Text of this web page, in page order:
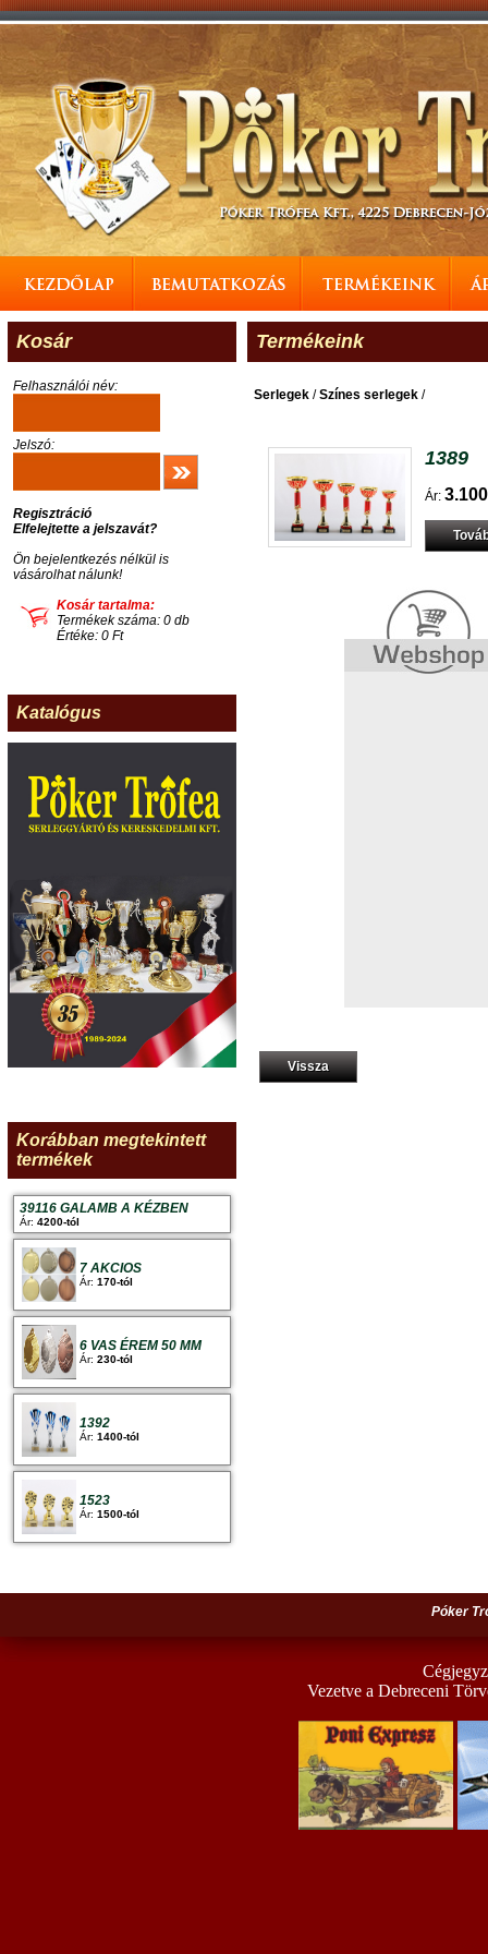
Kosár
Felhasználói név:
Jelszó:
Regisztráció
Elfelejtette a jelszavát?
Ön bejelentkezés nélkül is
vásárolhat nálunk!
Kosár tartalma:
Termékek száma: 0 db
Értéke: 0 Ft
Katalógus
Korábban megtekintett
termékek
39116 GALAMB A KÉZBEN
Ár: 4200-tól
7 AKCIOS
Ár: 170-tól
6 VAS ÉREM 50 MM
Ár: 230-tól
1392
Ár: 1400-tól
1523
Ár: 1500-tól
Termékeink
Serlegek /Színes serlegek /
1389
Ár:
Vissza
Póker
Vezetve a Debreceni